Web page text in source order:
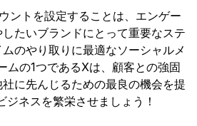
ントを設定することは、エンゲー
たいブランドにとって重要なステ
のやり取りに最適なソーシャルメ
ムの1つであるXは、顧客との強固
に先んじるための最良の機会を提
ジネスを繁栄させましょう！